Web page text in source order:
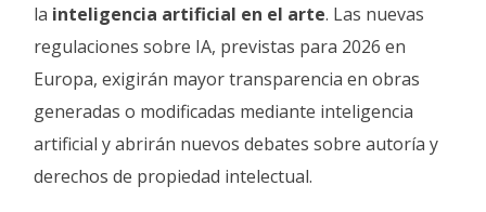
la inteligencia artificial en el arte. Las nuevas
regulaciones sobre IA, previstas para 2026 en
Europa, exigirán mayor transparencia en obras
generadas o modificadas mediante inteligencia
artificial y abrirán nuevos debates sobre autoría y
derechos de propiedad intelectual.